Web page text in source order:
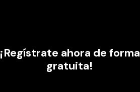
¡Regístrate ahora de forma
gratuita!